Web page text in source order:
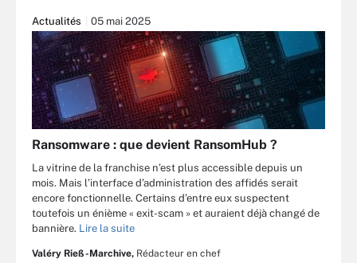
Actualités 05 mai 2025
Ransomware : que devient RansomHub ?
La vitrine de la franchise n’est plus accessible depuis un
mois. Mais l’interface d’administration des affidés serait
encore fonctionnelle. Certains d’entre eux suspectent
toutefois un énième « exit-scam » et auraient déjà changé de
bannière. Lire la suite
Valéry Rieß-Marchive, Rédacteur en chef